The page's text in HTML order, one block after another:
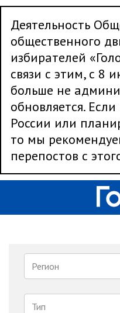
Деятельность
общественного
избирателей
связи с этим, с 8
больше не
обновляется.
России или
то мы
перепостов с
Регион
Тип